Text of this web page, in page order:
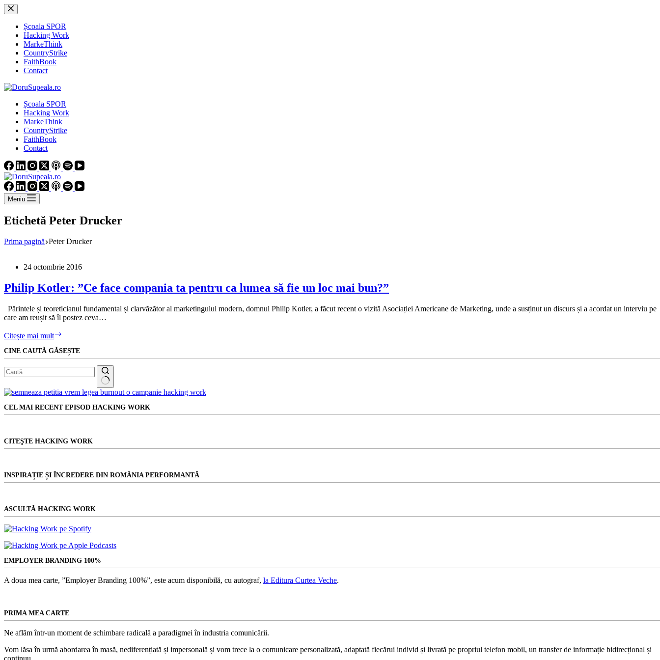
Sari
la
conținutȘcoala SPOR
Hacking Work
MarkeThink
CountryStrike
FaithBook
Contact
Școala SPOR
Hacking Work
MarkeThink
CountryStrike
FaithBook
Contact
Meniu
Etichetă Peter Drucker
Prima pagină Peter Drucker
24 octombrie 2016
Philip Kotler: ”Ce face compania ta pentru ca lumea să fie un loc mai bun?”
Părintele și teoreticianul fundamental și clarvăzător al marketingului modern, domnul Philip Kotler, a făcut recent o vizită Asociației Americane de Marketing, unde a susținut un discurs și a acordat un interviu pe
care am reușit să îl postez ceva…
Citește mai mult
”Ce
face
compania
ta
ca
lumea
să
loc
mai
CINE CAUTĂ GĂSEȘTE
Niciun
CEL MAI RECENT EPISOD HACKING WORK
CITEŞTE HACKING WORK
INSPIRAȚIE ȘI ÎNCREDERE DIN ROMÂNIA PERFORMANTĂ
ASCULTĂ HACKING WORK
EMPLOYER BRANDING 100%
A doua mea carte, ”Employer Branding 100%”, este acum disponibilă, cu autograf, la Editura Curtea Veche.
PRIMA MEA CARTE
Ne aflăm într-un moment de schimbare radicală a paradigmei în industria comunicării.
Vom lăsa în urmă abordarea în masă, nediferențiată și impersonală și vom trece la o comunicare personalizată, adaptată fiecărui individ și livrată pe propriul telefon mobil, un transfer de informație bidirecțional și
continuu.